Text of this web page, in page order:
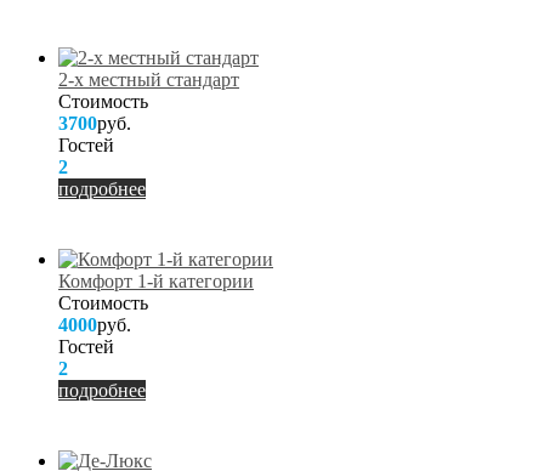
2-х местный стандарт
Стоимость
3700руб.
Гостей
2
подробнее
Комфорт 1-й категории
Стоимость
4000руб.
Гостей
2
подробнее